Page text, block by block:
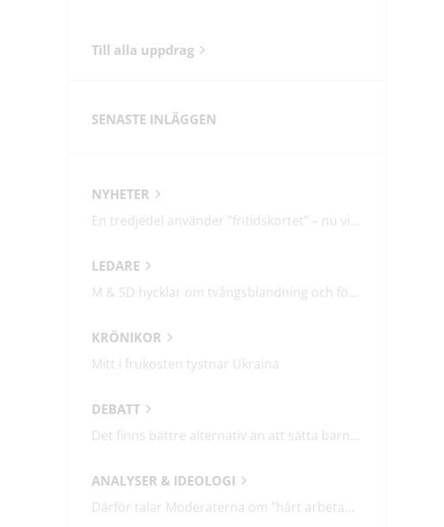
Till alla uppdrag
SENASTE INLÄGGEN
NYHETER
En tredjedel använder ”fritidskortet” – nu vill regeringen utveckla det
LEDARE
M & SD hycklar om tvångsblandning och förvärrar segregationen
KRÖNIKOR
Mitt i frukosten tystnar Ukraina
DEBATT
Det finns bättre alternativ än att sätta barn i fängelse
ANALYSER & IDEOLOGI
Därför talar Moderaterna om ”hårt arbetande människor”